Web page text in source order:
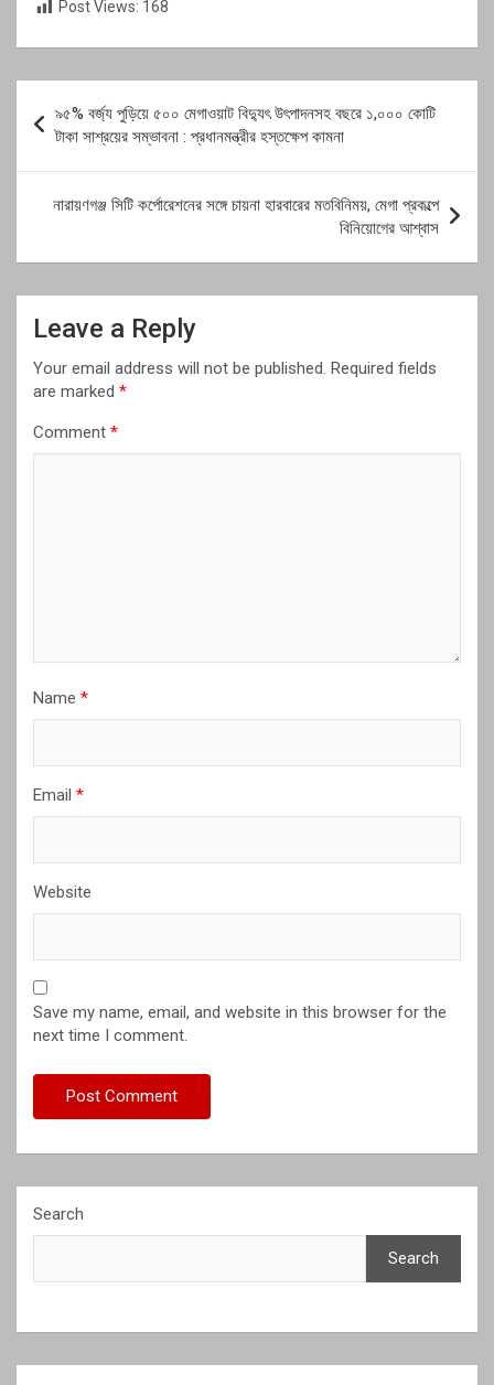
Post Views: 168
navigation
৯৫% বর্জ্য পুড়িয়ে ৫০০ মেগাওয়াট বিদ্যুৎ উৎপাদনসহ বছরে ১,০০০ কোটি
টাকা সাশ্রয়ের সম্ভাবনা : প্রধানমন্ত্রীর হস্তক্ষেপ কামনা
নারায়ণগঞ্জ সিটি কর্পোরেশনের সঙ্গে চায়না হারবারের মতবিনিময়, মেগা প্রকল্পে
বিনিয়োগের আশ্বাস
Leave a Reply
Your email address will not be published. Required fields
are marked *
Comment *
Name *
Email *
Website
Save my name, email, and website in this browser for the
next time I comment.
Search
Search